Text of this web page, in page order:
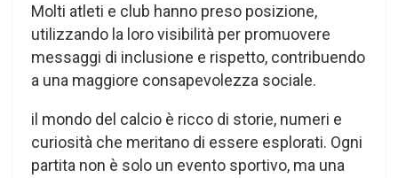
Molti atleti e club hanno preso posizione,
utilizzando la loro visibilità per promuovere
messaggi di inclusione e rispetto, contribuendo
a una maggiore consapevolezza sociale.
il mondo del calcio è ricco di storie, numeri e
curiosità che meritano di essere esplorati. Ogni
partita non è solo un evento sportivo, ma una